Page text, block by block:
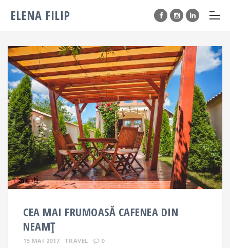
ELENA FILIP
CEA MAI FRUMOASĂ CAFENEA DIN
NEAMȚ
15 MAI 2017 TRAVEL 0